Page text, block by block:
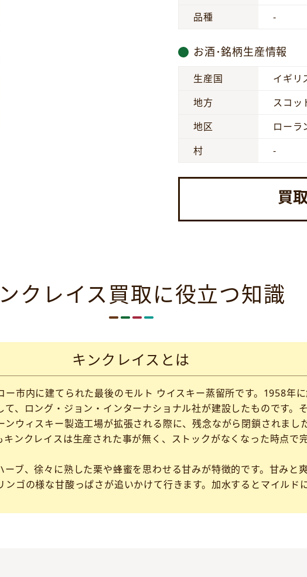
品種
-
お酒･銘柄生産情報
生産国
イギリ
地方
スコッ
地区
ローラ
村
-
買
クレイス買取に役立つ知識
キンクレイスとは
市内に建てられた最後のモルト ウイスキー蒸留所です。1958年
、ロング・ジョン・インターナショナル社が建設したものです。
ウィスキー製造工場が拡張される際に、残念ながら閉鎖されまし
ンクレイスは生産された事が無く、ストックがなくなった時点で
ブ、徐々に熟した栗や蜂蜜を思わせる甘みが特徴的です。甘みと
ゴの様な甘酸っぱさが追いかけて行きます。加水するとマイルド